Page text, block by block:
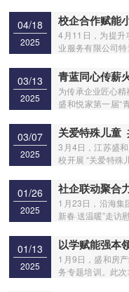
妙结合，在龙舟竞
实而难忘的时光。
04/18
2025
校企合作赋能
4月11日，为提升
业服务有限公司
理人员、各项目
人员参加学习。
03/13
2025
青蓝同心传薪
为传承企业匠心精
盛和悦家第一届“
03/07
2025
关爱特殊儿童
3月4日，江苏盛
校开展 “关爱特殊
01/26
2025
社企联动聚合
1月23日，沿海集
新春·送温暖”走访
群众的心坎上。
01/13
2025
以学赋能强本
1月9日，盛和房
务专题培训。此次